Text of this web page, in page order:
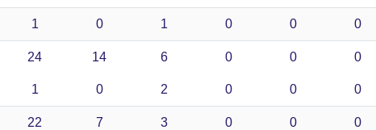
1 0 1 0 0 0
24 14 6 0 0 0
1 0 2 0 0 0
22 7 3 0 0 0